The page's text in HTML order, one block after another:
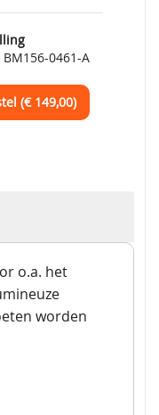
BM156-0461-A
(€ 149,00)
o.a. het
worden